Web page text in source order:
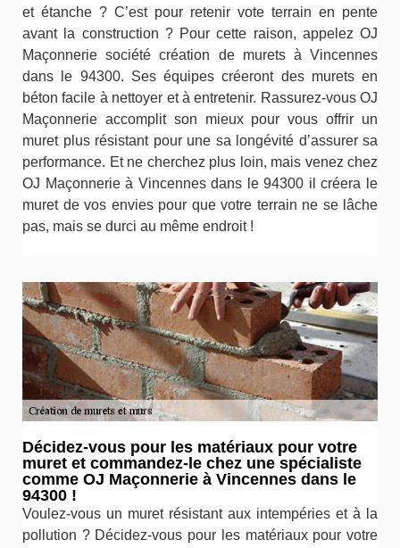
et étanche ? C’est pour retenir vote terrain en pente
avant la construction ? Pour cette raison, appelez OJ
Maçonnerie société création de murets à Vincennes
dans le 94300. Ses équipes créeront des murets en
béton facile à nettoyer et à entretenir. Rassurez-vous OJ
Maçonnerie accomplit son mieux pour vous offrir un
muret plus résistant pour une sa longévité d’assurer sa
performance. Et ne cherchez plus loin, mais venez chez
OJ Maçonnerie à Vincennes dans le 94300 il créera le
muret de vos envies pour que votre terrain ne se lâche
pas, mais se durci au même endroit !
Décidez-vous pour les matériaux pour votre
muret et commandez-le chez une spécialiste
comme OJ Maçonnerie à Vincennes dans le
94300 !
Voulez-vous un muret résistant aux intempéries et à la
pollution ? Décidez-vous pour les matériaux pour votre